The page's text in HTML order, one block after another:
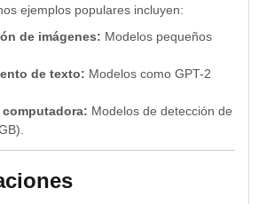
procesar la entrada del usuario y
ProcesarEntrada(input As String) As
ejemplo simple, adaptar según el
ejemplos populares incluyen:
de imágenes: Modelos pequeños
de texto: Modelos como GPT-2
Modelos de detección de